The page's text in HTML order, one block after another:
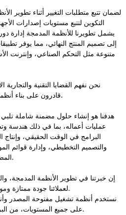
لضمان تتبع متطلبات التغيير أثناء تطوير
التكوين لتتبع مستويات إصدارات
يشمل تطويرنا للأنظمة المدمجة إدارة
إلى تصميم المنتج النهائي، مما يوفر
متنوعة مثل التحكم الصناعي، وإنترنت
نحن نفهم القضايا التقنية
قادرون على بناء أنظمة مضمنة مبتكرة وآمنة وموثوقة.
هدفنا هو إنشاء حلول مضمنة شاملة
عمليات أعماله، بما في ذلك هندسة
البرامج في الوقت الحقيقي، وإنتاج
والتصميم التخطيطي، وإدارة قوائم
التحكم الدقيقة بلغة C/C++ المضمنة.
إن خبرتنا في تطوير الأنظمة المدمجة،
لعملائنا جودة ممتازة وموثوقية عالية وسرعة تسليم فائقة.
نستخدم أنظمة تشغيل مفتوحة المصدر
على جميع المستويات، من البرامج الثابتة إلى برامج التطبيقات.